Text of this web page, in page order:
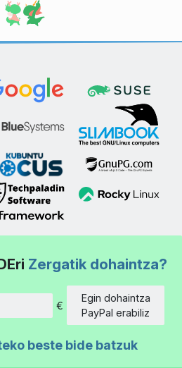
Zergatik dohaintza?
Kopurua
€
Egin dohaintza
PayPal erabiliz
beste bide batzuk